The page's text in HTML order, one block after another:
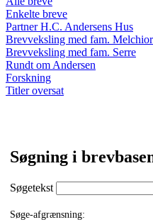
Enkelte breve
Partner H.C. Andersens Hus
Brevveksling med fam. Melchior
Brevveksling med fam. Serre
Rundt om Andersen
Forskning
Titler oversat
Søgning i
Søgetekst
Søge-afgrænsning: